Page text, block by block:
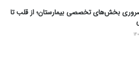
بخش‌های تخصصی بیمارستان؛ از قلب تا